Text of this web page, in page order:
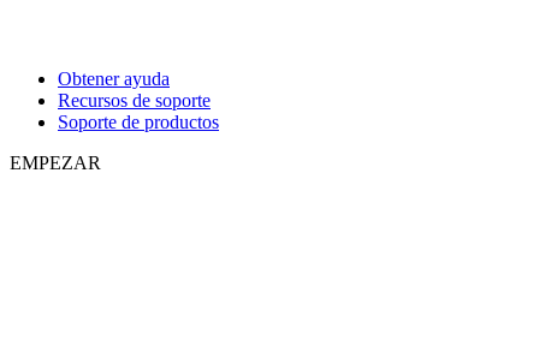
Obtener ayuda
Recursos de soporte
Soporte de productos
EMPEZAR